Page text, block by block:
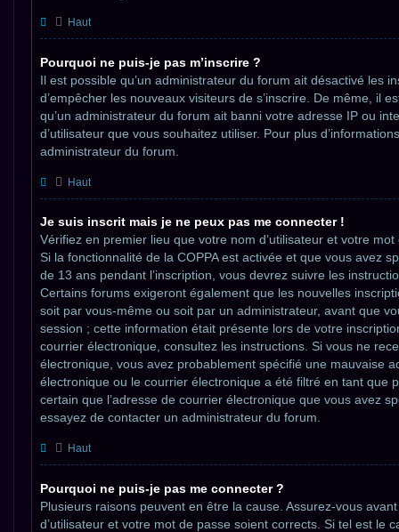
Haut
Pourquoi ne puis-je pas m’inscrire ?
Il est possible qu’un administrateur du forum ait désactivé les
d’empêcher les nouveaux visiteurs de s’inscrire. De même, il
qu’un administrateur du forum ait banni votre adresse IP ou
d’utilisateur que vous souhaitez utiliser. Pour plus
administrateur du forum.
Haut
Je suis inscrit mais je ne peux pas me connecter !
Vérifiez en premier lieu que votre nom d’utilisateur et votre
Si la fonctionnalité de la COPPA est activée et que vous avez
de 13 ans pendant l’inscription, vous devrez suivre les
Certains forums exigeront également que les nouvelles
soit par vous-même ou soit par un administrateur, avant que
session ; cette information était présente lors de votre
courrier électronique, consultez les instructions. Si vous ne
électronique, vous avez probablement spécifié une mauvaise
électronique ou le courrier électronique a été filtré en tant que
certain que l’adresse de courrier électronique que vous avez
essayez de contacter un administrateur du forum.
Haut
Pourquoi ne puis-je pas me connecter ?
Plusieurs raisons peuvent en être la cause. Assurez-vous
d’utilisateur et votre mot de passe soient corrects. Si tel est le